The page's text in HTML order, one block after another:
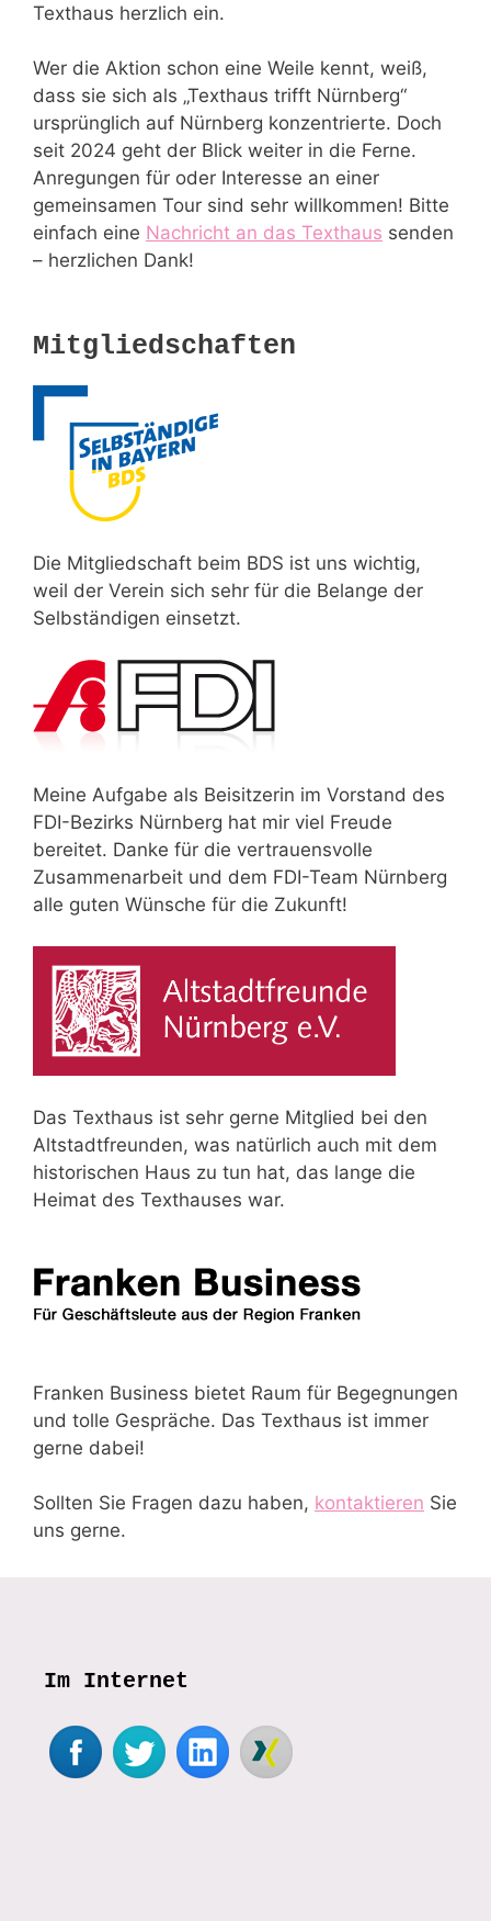
Texthaus herzlich ein.
Wer die Aktion schon eine Weile kennt, weiß,
dass sie sich als „Texthaus trifft Nürnberg“
ursprünglich auf Nürnberg konzentrierte. Doch
seit 2024 geht der Blick weiter in die Ferne.
Anregungen für oder Interesse an einer
gemeinsamen Tour sind sehr willkommen! Bitte
einfach eine Nachricht an das Texthaus senden
– herzlichen Dank!
Mitgliedschaften
Die Mitgliedschaft beim BDS ist uns wichtig,
weil der Verein sich sehr für die Belange der
Selbständigen einsetzt.
Meine Aufgabe als Beisitzerin im Vorstand des
FDI-Bezirks Nürnberg hat mir viel Freude
bereitet. Danke für die vertrauensvolle
Zusammenarbeit und dem FDI-Team Nürnberg
alle guten Wünsche für die Zukunft!
Das Texthaus ist sehr gerne Mitglied bei den
Altstadtfreunden, was natürlich auch mit dem
historischen Haus zu tun hat, das lange die
Heimat des Texthauses war.
Franken Business bietet Raum für Begegnungen
und tolle Gespräche. Das Texthaus ist immer
gerne dabei!
Sollten Sie Fragen dazu haben, kontaktieren Sie
uns gerne.
Im Internet